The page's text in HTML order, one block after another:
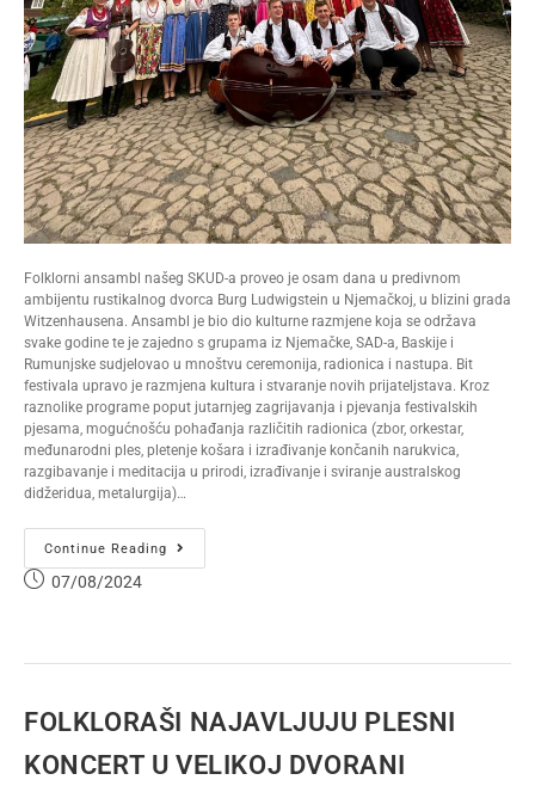
Folklorni ansambl našeg SKUD-a proveo je osam dana u predivnom
ambijentu rustikalnog dvorca Burg Ludwigstein u Njemačkoj, u blizini grada
Witzenhausena. Ansambl je bio dio kulturne razmjene koja se održava
svake godine te je zajedno s grupama iz Njemačke, SAD-a, Baskije i
Rumunjske sudjelovao u mnoštvu ceremonija, radionica i nastupa. Bit
festivala upravo je razmjena kultura i stvaranje novih prijateljstava. Kroz
raznolike programe poput jutarnjeg zagrijavanja i pjevanja festivalskih
pjesama, mogućnošću pohađanja različitih radionica (zbor, orkestar,
međunarodni ples, pletenje košara i izrađivanje končanih narukvica,
razgibavanje i meditacija u prirodi, izrađivanje i sviranje australskog
didžeridua, metalurgija)…
Continue Reading
07/08/2024
FOLKLORAŠI NAJAVLJUJU PLESNI
KONCERT U VELIKOJ DVORANI